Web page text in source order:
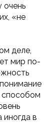
очень
«не
деле,
мир по-
способом
иногда в